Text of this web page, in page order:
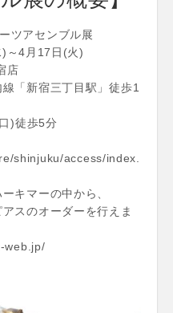
ツアセンブル展
～4月17日(火)
店
「新宿三丁目駅」徒歩1
歩5分
shinjuku/access/index.
マーの中から、
オーダーを行えま